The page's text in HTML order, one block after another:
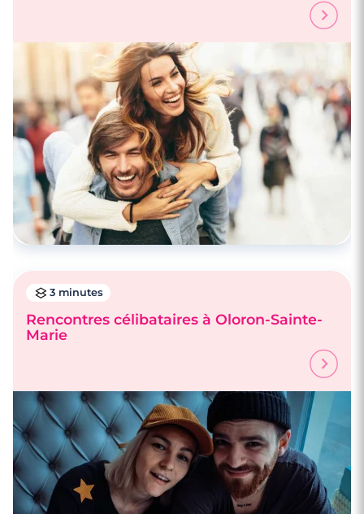
5 minutes
Rencontrer une femme à Pau
4 minutes
Rencontre à Urrugne
3 minutes
Rencontres célibataires à Oloron-Sainte-
Marie